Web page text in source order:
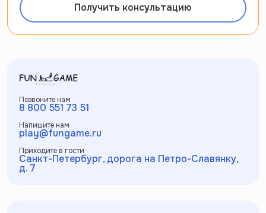
Получить консультацию
Позвоните нам
8 800 551 73 51
Напишите нам
play@fungame.ru
Приходите в гости
Санкт-Петербург, дорога на Петро-Славянку,
д. 7